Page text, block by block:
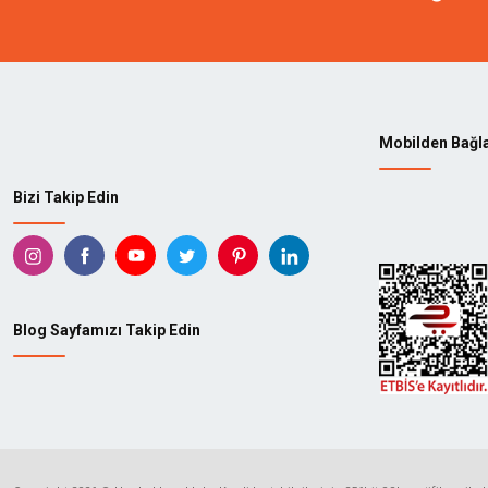
Bizi Takip Edin
Blog Sayfamızı Takip Edin
Mobilden